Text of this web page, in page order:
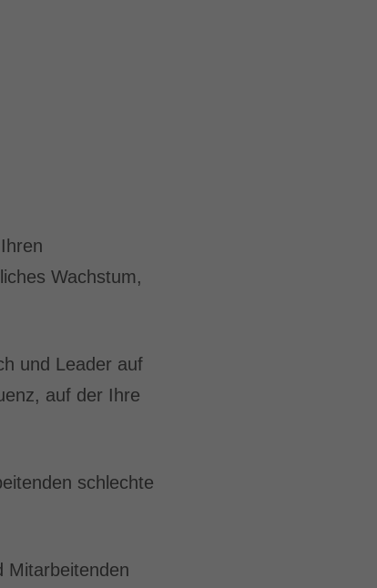
Wachstum,
und Leader auf
auf der Ihre
schlechte
Mitarbeitenden